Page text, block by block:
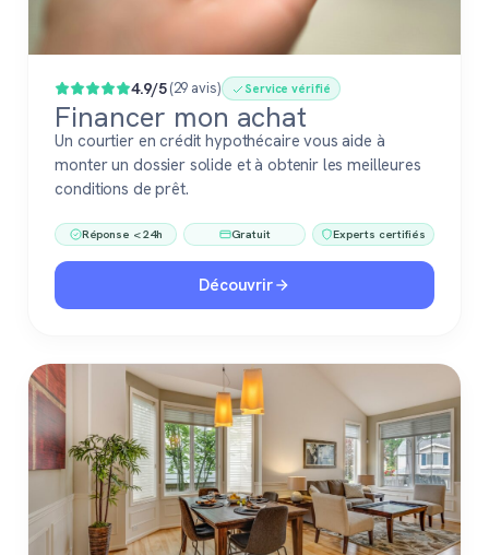
4.9/5(29 avis) Service vérifié
Financer mon achat
Un courtier en crédit hypothécaire vous aide à
monter un dossier solide et à obtenir les meilleures
conditions de prêt.
Réponse < 24h Gratuit Experts certifiés
Découvrir